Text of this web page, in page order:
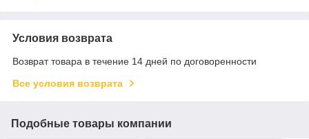
Условия возврата
Возврат товара в течение 14 дней по договоренности
Все условия возврата
Подобные товары компании